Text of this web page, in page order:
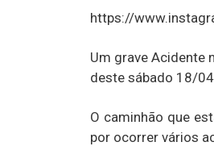
https://
Um grave Acidente
deste sábado 18/
O caminhão que
por ocorrer vários